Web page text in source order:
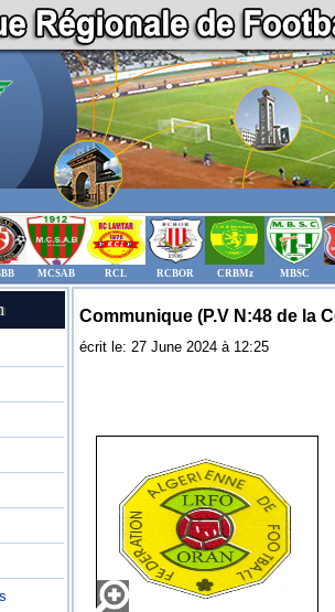
MCSAB RCL RCBOR CRBMz MBSC
Communique (P.V N:48 de la
écrit le: 27 June 2024 à 12:25